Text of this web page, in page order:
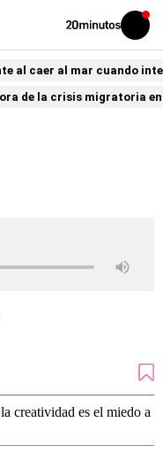
Volver
Iniciar
sesión
al caer al mar cuando
de la crisis migratoria
creatividad es el miedo a